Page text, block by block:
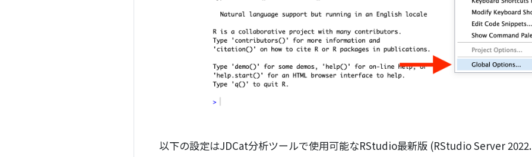
以下の設定はJDCat分析ツールで使用可能なRStudio最新版 (RStudio Server